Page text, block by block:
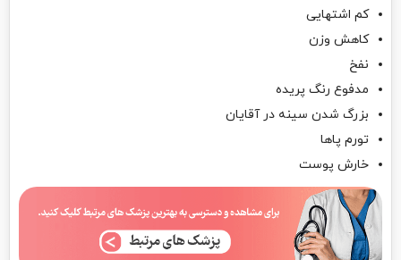
کم اشتهایی
کاهش وزن
نفخ
مدفوع رنگ پریده
بزرگ شدن سینه در آقایان
تورم پاها
خارش پوست